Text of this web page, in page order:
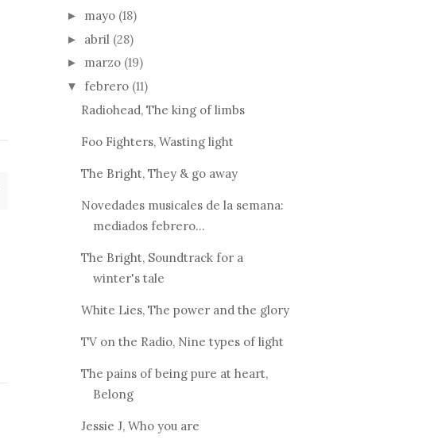
► mayo (18)
► abril (28)
► marzo (19)
▼ febrero (11)
Radiohead, The king of limbs
Foo Fighters, Wasting light
The Bright, They & go away
Novedades musicales de la semana:
mediados febrero...
The Bright, Soundtrack for a
winter's tale
White Lies, The power and the glory
TV on the Radio, Nine types of light
The pains of being pure at heart,
Belong
Jessie J, Who you are